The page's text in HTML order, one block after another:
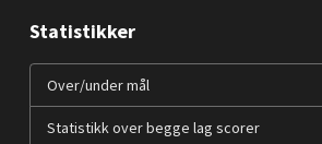
Statistikker
Over/under mål
Statistikk over begge lag scorer